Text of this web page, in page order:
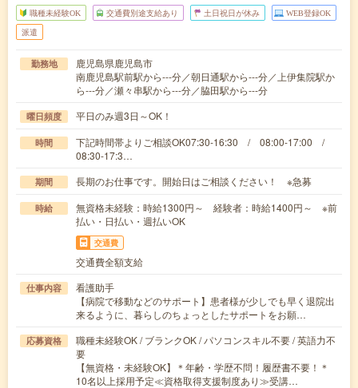
職種未経験OK 交通費別途支給あり 土日祝日が休み WEB登録OK
派遣
勤務地
鹿児島県鹿児島市
南鹿児島駅前駅から---分／朝日通駅から---分／上伊集院駅か
ら---分／瀬々串駅から---分／脇田駅から---分
曜日頻度 平日のみ週3日～OK！
時間
下記時間帯よりご相談OK07:30-16:30 / 08:00-17:00 /
08:30-17:3…
期間 長期のお仕事です。開始日はご相談ください！ ※急募
時給
無資格未経験：時給1300円～ 経験者：時給1400円～ ※前
払い・日払い・週払いOK
交通費
交通費全額支給
仕事内容
看護助手
【病院で移動などのサポート】患者様が少しでも早く退院出
来るように、暮らしのちょっとしたサポートをお願…
応募資格
職種未経験OK / ブランクOK / パソコンスキル不要 / 英語力不
要
【無資格・未経験OK】＊年齢・学歴不問！履歴書不要！＊
10名以上採用予定≪資格取得支援制度あり≫受講…